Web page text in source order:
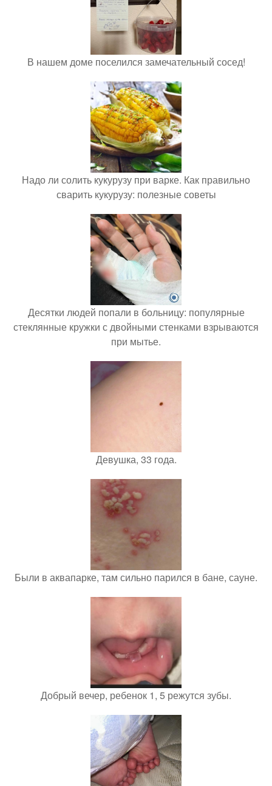
В нашем доме поселился замечательный сосед!
Надо ли солить кукурузу при варке. Как правильно
сварить кукурузу: полезные советы
Десятки людей попали в больницу: популярные
стеклянные кружки с двойными стенками взрываются
при мытье.
Девушка, 33 года.
Были в аквапарке, там сильно парился в бане, сауне.
Добрый вечер, ребенок 1, 5 режутся зубы.